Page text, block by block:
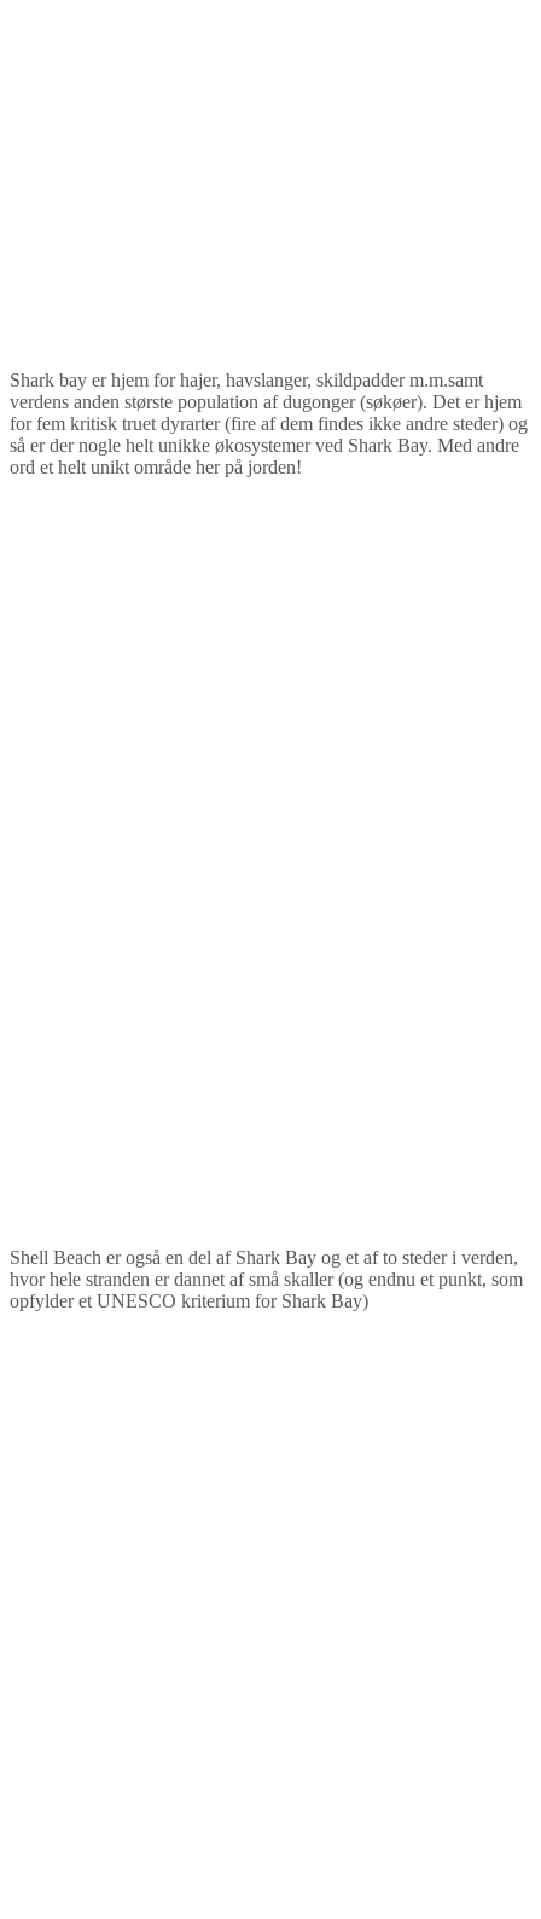
Shark bay er hjem for hajer, havslanger, skildpadder m.m.samt
verdens anden største population af dugonger (søkøer). Det er hjem
for fem kritisk truet dyrarter (fire af dem findes ikke andre steder) og
så er der nogle helt unikke økosystemer ved Shark Bay. Med andre
ord et helt unikt område her på jorden!
Shell Beach er også en del af Shark Bay og et af to steder i verden,
hvor hele stranden er dannet af små skaller (og endnu et punkt, som
opfylder et UNESCO kriterium for Shark Bay)